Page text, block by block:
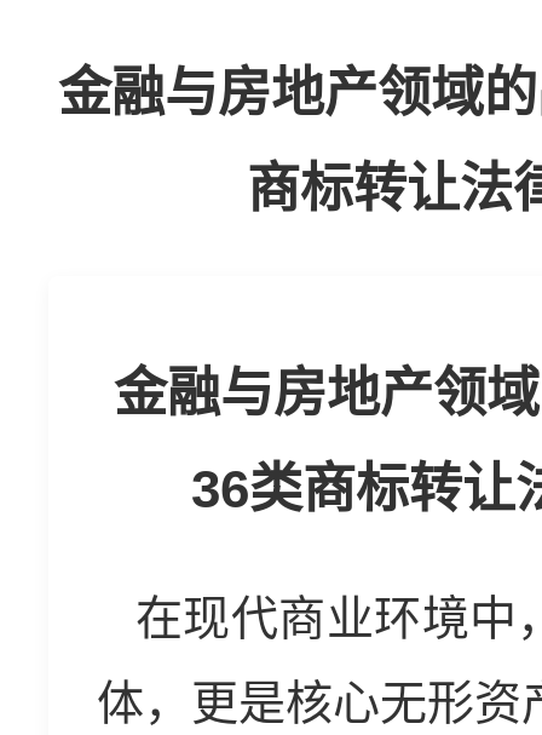
金融与房地产领域
商标转让法
金融与房地产领
36类商标转让
在现代商业环境中
体，更是核心无形